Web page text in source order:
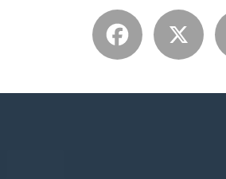
Facebook